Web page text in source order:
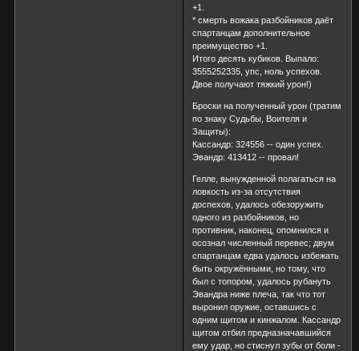
+1.
* смерть вожака разбойников даёт
спартанцам дополнительное
преимущество +1.
Итого десять кубиков. Выпало:
3555252335, упс, ноль успехов.
Двое получают тяжкий урон!)
Броски на полученный урон (тратим
по знаку Судьбы, Воителя и
Защиты):
Кассандр: 324556 -- один успех.
Эвандр: 413412 -- провал!
Гелле, вынужденной полагаться на
ловкость из-за отсутствия
доспехов, удалось обезоружить
одного из разбойников, но
противник, наконец, опомнился и
осознал численный перевес; двум
спартанцам едва удалось избежать
быть окружёнными, но тому, что
был с топором, удалось рубануть
Эвандра ниже плеча, так что тот
выронил оружие, оставшись с
одним щитом и кинжалом. Кассандр
щитом отбил предназначавшийся
ему удар, но стиснул зубы от боли -